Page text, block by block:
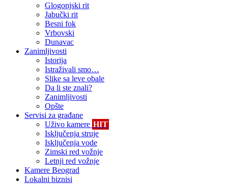
Glogonjski rit
Jabučki rit
Besni fok
Vrbovski
Dunavac
Zanimljivosti
Istorija
Istraživali smo…
Slike sa leve obale
Da li ste znali?
Zanimljivosti
Opšte
Servisi za građane
Uživo kamere HIT
Isključenja struje
Isključenja vode
Zimski red vožnje
Letnji red vožnje
Kamere Beograd
Lokalni biznisi